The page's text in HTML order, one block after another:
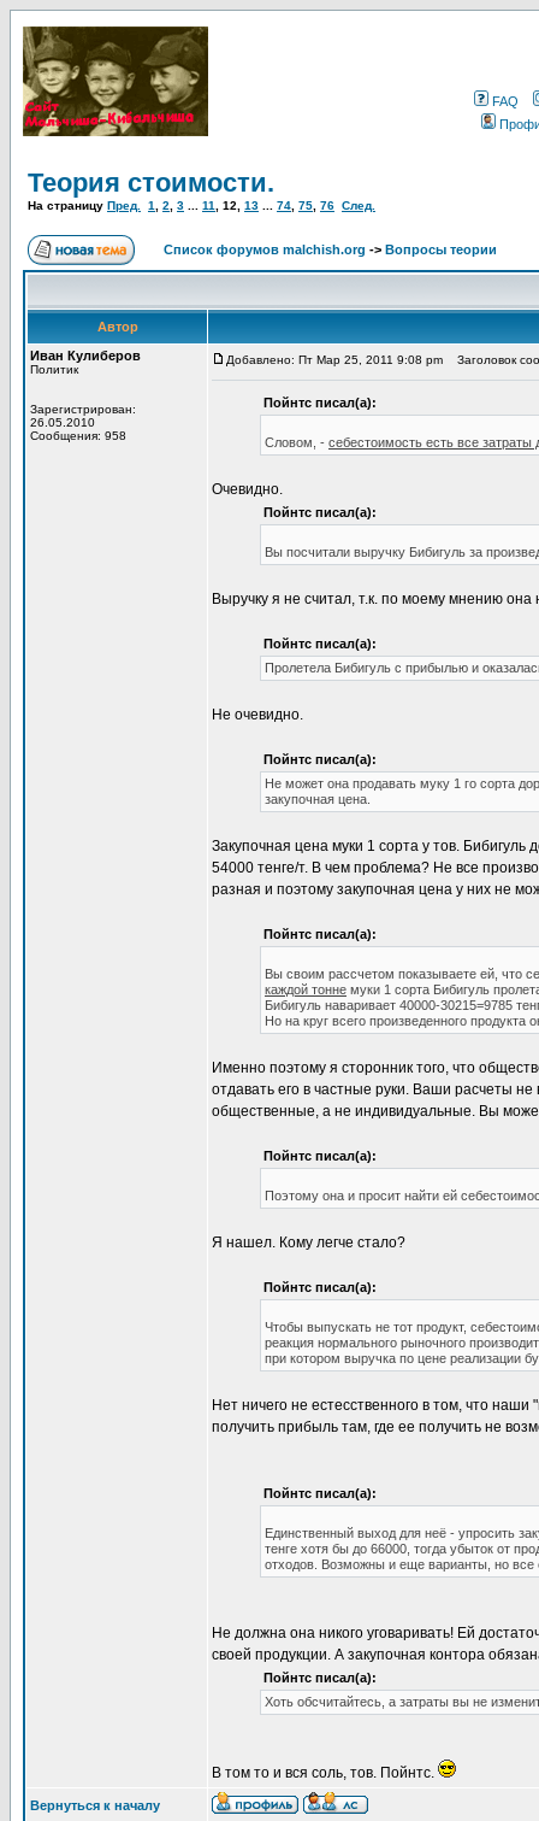
FAQ
Теория стоимости.
На страницу Пред. 1 2 3 11 12 13 74 75 76 След.
Список форумов malchish.org -> Вопросы теории
Автор
Иван Кулиберов
Политик
Зарегистрирован:
26.05.2010
Сообщения: 958
Добавлено: Пт Мар 25, 2011 9:08 pm Заголовок
Пойнтс писал(а):
Словом, - себестоимость есть все затраты
Очевидно.
Пойнтс писал(а):
Вы посчитали выручку Бибигуль за
Выручку я не считал, т.к. по моему мнению
Пойнтс писал(а):
Пролетела Бибигуль с прибылью и
Не очевидно.
Пойнтс писал(а):
Не может она продавать муку 1 го сорта
закупочная цена.
Закупочная цена муки 1 сорта у тов.
54000 тенге/т. В чем проблема? Не все
разная и поэтому закупочная цена у них не
Пойнтс писал(а):
Вы своим рассчетом показываете ей, что
каждой тонне муки 1 сорта Бибигуль
Бибигуль наваривает 40000-30215=9785
Но на круг всего произведенного продукта
Именно поэтому я сторонник того, что
отдавать его в частные руки. Ваши расчеты
общественные, а не индивидуальные. Вы
Пойнтс писал(а):
Поэтому она и просит найти ей
Я нашел. Кому легче стало?
Пойнтс писал(а):
Чтобы выпускать не тот продукт,
реакция нормального рыночного
при котором выручка по цене реализации
Нет ничего не естесственного в том, что
получить прибыль там, где ее получить не
Пойнтс писал(а):
Единственный выход для неё - упросить
тенге хотя бы до 66000, тогда убыток от
отходов. Возможны и еще варианты, но все
Не должна она никого уговаривать! Ей
своей продукции. А закупочная контора
Пойнтс писал(а):
Хоть обсчитайтесь, а затраты вы не
В том то и вся соль, тов. Пойнтс.
Вернуться к началу